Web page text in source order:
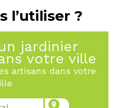
l’utiliser ?
jardinier
votre ville
artisans dans votre